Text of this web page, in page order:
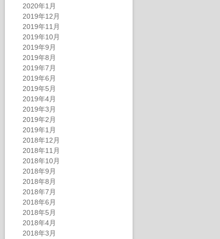
2020年1月
2019年12月
2019年11月
2019年10月
2019年9月
2019年8月
2019年7月
2019年6月
2019年5月
2019年4月
2019年3月
2019年2月
2019年1月
2018年12月
2018年11月
2018年10月
2018年9月
2018年8月
2018年7月
2018年6月
2018年5月
2018年4月
2018年3月